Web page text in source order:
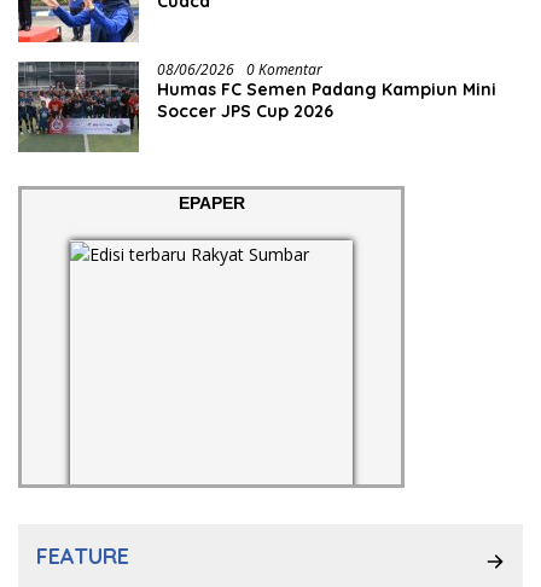
08/06/2026 0 Komentar
Humas FC Semen Padang Kampiun Mini
Soccer JPS Cup 2026
EPAPER
FEATURE